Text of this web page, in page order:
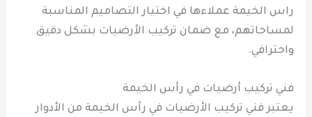
راس الخيمة عملاءها في اختيار التصاميم المناسبة
لمساحاتهم، مع ضمان تركيب الأرضيات بشكل دقيق
واحترافي.
فني تركيب أرضيات في رأس الخيمة
يعتبر فني تركيب الأرضيات في رأس الخيمة من الأدوار